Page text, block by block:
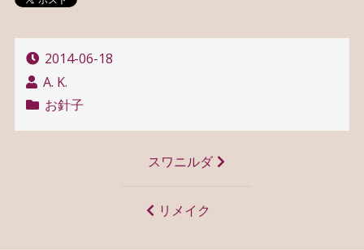
2014-06-18
A. K.
お針子
スワニルダ
リメイク